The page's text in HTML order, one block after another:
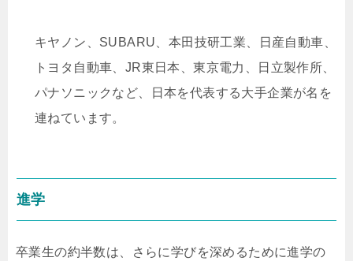
キヤノン、SUBARU、本田技研工業、日産自動車、
トヨタ自動車、JR東日本、東京電力、日立製作所、
パナソニックなど、日本を代表する大手企業が名を
連ねています。
進学
卒業生の約半数は、さらに学びを深めるために進学の